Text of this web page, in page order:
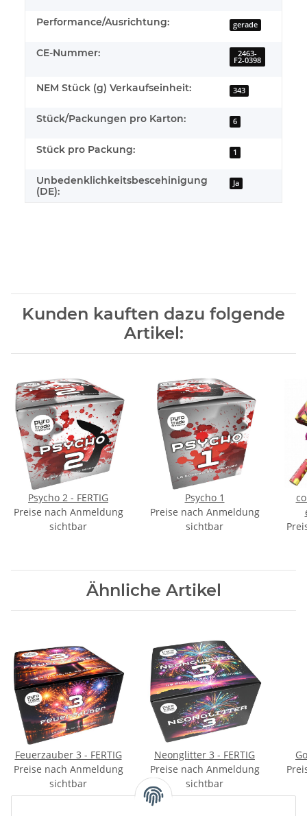
Performance/Ausrichtung: gerade
CE-Nummer: 2463-
F2-0398
NEM Stück (g) Verkaufseinheit: 343
Stück/Packungen pro Karton: 6
Stück pro Packung: 1
Unbedenklichkeitsbescehinigung
(DE):
Ja
Kunden kauften dazu folgende
Artikel:
Psycho 2 - FERTIG
Preise nach Anmeldung
sichtbar
Psycho 1
Preise nach Anmeldung
sichtbar
Ähnliche Artikel
Feuerzauber 3 - FERTIG
Preise nach Anmeldung
sichtbar
Neonglitter 3 - FERTIG
Preise nach Anmeldung
sichtbar